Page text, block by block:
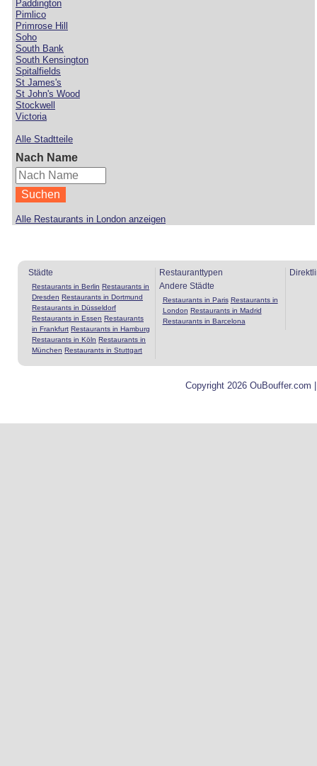
Paddington
Pimlico
Primrose Hill
Soho
South Bank
South Kensington
Spitalfields
St James's
St John's Wood
Stockwell
Victoria
Alle Stadtteile
Nach Name
Alle Restaurants in London anzeigen
Städte
Restaurants in Berlin Restaurants in
Dresden Restaurants in Dortmund
Restaurants in Düsseldorf
Restaurants in Essen Restaurants
in Frankfurt Restaurants in Hamburg
Restaurants in Köln Restaurants in
München Restaurants in Stuttgart
Restauranttypen
Andere Städte
Restaurants in Paris Restaurants in
London Restaurants in Madrid
Restaurants in Barcelona
Copyright 2026 OuBouffer.com